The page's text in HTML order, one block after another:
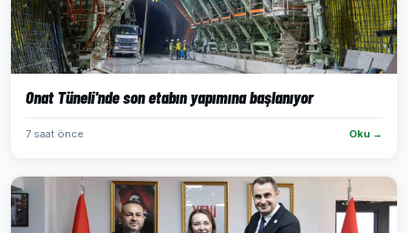
Onat Tüneli'nde son etabın yapımına başlanıyor
7 saat önce Oku →